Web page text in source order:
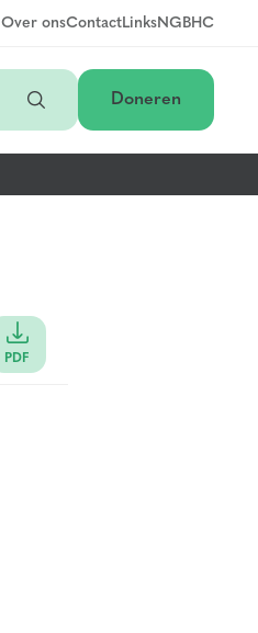
Over onsContactLinksNGBHC
Doneren
PDF